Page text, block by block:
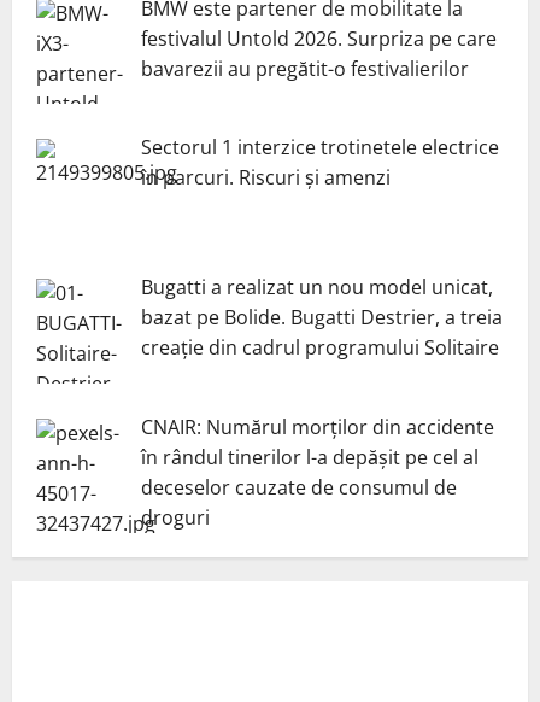
BMW este partener de mobilitate la
festivalul Untold 2026. Surpriza pe care
bavarezii au pregătit-o festivalierilor
Sectorul 1 interzice trotinetele electrice
în parcuri. Riscuri și amenzi
Bugatti a realizat un nou model unicat,
bazat pe Bolide. Bugatti Destrier, a treia
creație din cadrul programului Solitaire
CNAIR: Numărul morților din accidente
în rândul tinerilor l-a depășit pe cel al
deceselor cauzate de consumul de
droguri